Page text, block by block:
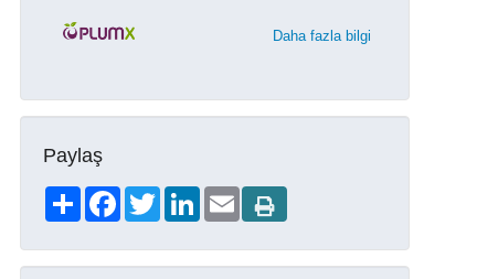
Daha fazla bilgi
Paylaş
ShareFacebookTwitterLinkedIn
Email